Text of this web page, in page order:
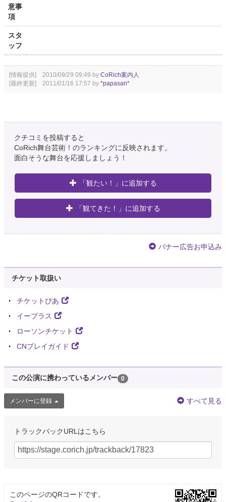
意事
項
スタ
ッフ
[情報提供] 2010/09/29 09:49 by CoRich案内人
[最終更新] 2011/01/16 17:57 by *papasan*
クチコミを投稿すると
CoRich舞台芸術！のランキングに反映されます。
面白そうな舞台を応援しましょう！
「観たい！」に追加する
「観てきた！」に追加する
バナー広告お申込み
チケット取扱い
チケットぴあ
イープラス
ローソンチケット
CNプレイガイド
この公演に携わっているメンバー 0
メンバーに登録 すべて見る
トラックバックURLはこちら
このページのQRコードです。